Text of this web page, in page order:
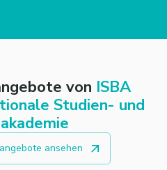
von ISBA
Studien- und
ansehen